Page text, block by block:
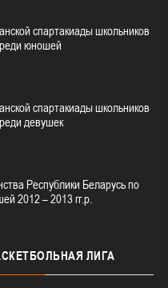
спартакиады школьников
юношей
спартакиады школьников
девушек
Республики Беларусь по
2012 – 2013 гг.р.
ЛИГА